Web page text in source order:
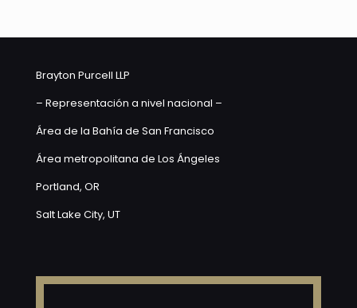
Brayton Purcell LLP
– Representación a nivel nacional –
Área de la Bahía de San Francisco
Área metropolitana de Los Ángeles
Portland, OR
Salt Lake City, UT